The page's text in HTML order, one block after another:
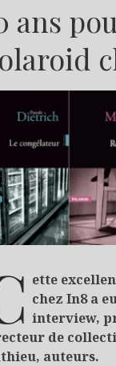
ans
ette
chez In8 a
interview,
de
auteurs.